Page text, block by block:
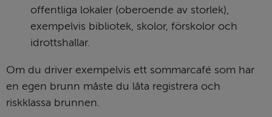
offentliga lokaler (oberoende av storlek),
exempelvis bibliotek, skolor, förskolor och
idrottshallar.
Om du driver exempelvis ett sommarcafé som har
en egen brunn måste du låta registrera och
riskklassa brunnen.